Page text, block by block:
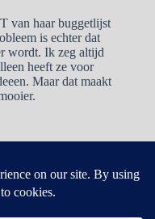
van haar buggetlijst
is echter dat
wordt. Ik zeg altijd
heeft ze voor
Maar dat maakt